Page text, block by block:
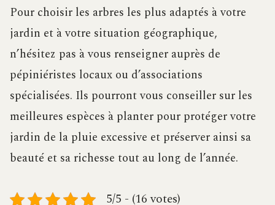
Pour choisir les arbres les plus adaptés à votre
jardin et à votre situation géographique,
n’hésitez pas à vous renseigner auprès de
pépiniéristes locaux ou d’associations
spécialisées. Ils pourront vous conseiller sur les
meilleures espèces à planter pour protéger votre
jardin de la pluie excessive et préserver ainsi sa
beauté et sa richesse tout au long de l’année.
5/5 - (16 votes)